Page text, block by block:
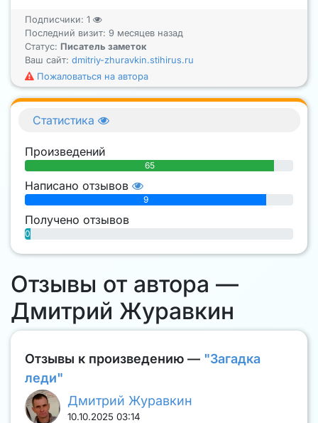
Подписчики: 1
Последний визит: 9 месяцев назад
Статус: Писатель заметок
Ваш сайт: dmitriy-zhuravkin.stihirus.ru
Пожаловаться на автора
Отзывы от автора —
Дмитрий Журавкин
Отзывы к произведению — "Загадка
леди"
Дмитрий Журавкин
10.10.2025 03:14
Статистика
Произведений
65
Написано отзывов
9
Получено отзывов
0